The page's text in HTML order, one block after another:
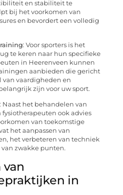
en stabiliteit te
bij het voorkomen van
en bevordert een volledig
: Voor sporters is het
te keren naar hun specifieke
in Heerenveen kunnen
aanbieden die gericht
van vaardigheden en
zijn voor uw sport.
: Naast het behandelen van
fysiotherapeuten ook advies
van toekomstige
het aanpassen van
het verbeteren van techniek
zwakke punten.
in